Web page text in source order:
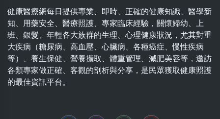
健康醫療網每日提供專業、即時、正確的健康知識、醫學新
知、用藥安全、醫療照護、專家臨床經驗，關懷婦幼、上
班、銀髮、年輕各大族群的生理、心理健康狀況，尤其對重
大疾病（糖尿病、高血壓、心臟病、各種癌症、慢性疾病
等）、養生保健、營養攝取、體重管理、減肥美容等，邀訪
各類專家做正確、客觀的剖析與分享，是民眾獲取健康照護
的最佳資訊平台。